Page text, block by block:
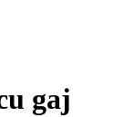
gaj